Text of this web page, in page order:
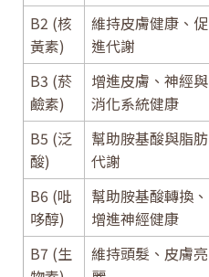
B2 (核
黃素)
維持皮膚健康、促
進代謝
B3 (菸
鹼素)
增進皮膚、神經與
消化系統健康
B5 (泛
酸)
幫助胺基酸與脂肪
代謝
B6 (吡
哆醇)
幫助胺基酸轉換、
增進神經健康
B7 (生
維持頭髮、皮膚亮